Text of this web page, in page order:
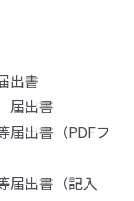
出書
届出書
届出書（PDFフ
届出書（記入